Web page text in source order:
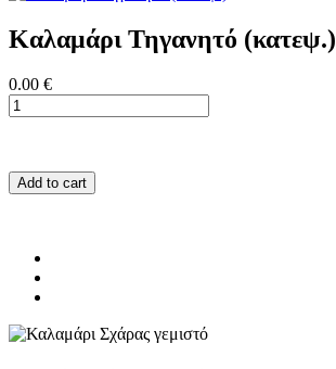
Καλαμάρι Τηγανητό (κατεψ.)
0.00 €
Add to cart